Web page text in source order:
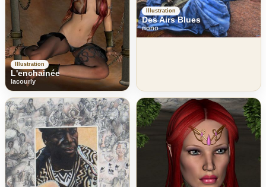
Illustration
L'enchainée
lacourly
Illustration
Des Airs Blues
nono